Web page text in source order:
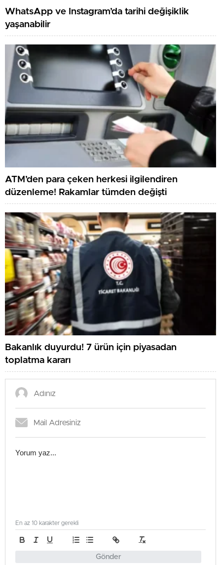
WhatsApp ve Instagram’da tarihi değişiklik
yaşanabilir
ATM’den para çeken herkesi ilgilendiren
düzenleme! Rakamlar tümden değişti
Bakanlık duyurdu! 7 ürün için piyasadan
toplatma kararı
Gönder
En az 10 karakter gerekli